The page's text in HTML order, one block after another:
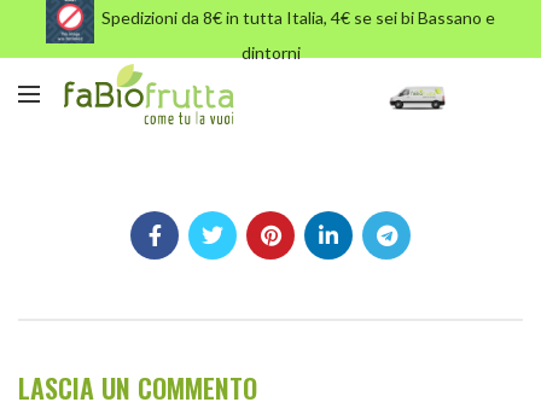
Spedizioni da 8€ in tutta Italia, 4€ se sei bi Bassano e
dintorni
Radicchio rosso di Treviso
LASCIA UN COMMENTO